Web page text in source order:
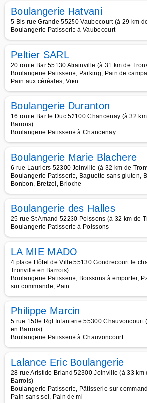
Boulangerie Hatvani
5 Bis rue Grande 55250 Vaubecourt (à 29 km
Boulangerie Patisserie à Vaubecourt
Peltier SARL
20 route Bar 55130 Abainville (à 31 km de
Boulangerie Patisserie, Parking, Pain de
Pain aux céréales, Vien
Boulangerie Duranton
16 route Bar le Duc 52100 Chancenay (à 32
Barrois)
Boulangerie Patisserie à Chancenay
Boulangerie Marie Blachere
6 rue Lauriers 52300 Joinville (à 32 km de
Boulangerie Patisserie, Baguette sans gluten,
Bonbon, Bretzel, Brioche
Boulangerie des Halles
25 rue St Amand 52230 Poissons (à 32 km de
Boulangerie Patisserie à Poissons
LA MIE MADO
4 place Hôtel de Ville 55130 Gondrecourt le
Tronville en Barrois)
Boulangerie Patisserie, Boissons à emporter,
sur commande, Pain
Philippe Marcin
5 rue 150e Rgt Infanterie 55300 Chauvoncourt
en Barrois)
Boulangerie Patisserie à Chauvoncourt
Lalance Eric Boulangerie
28 rue Aristide Briand 52300 Joinville (à 33 km
Barrois)
Boulangerie Patisserie, Pâtisserie sur
Pain sans sel, Pain de mi